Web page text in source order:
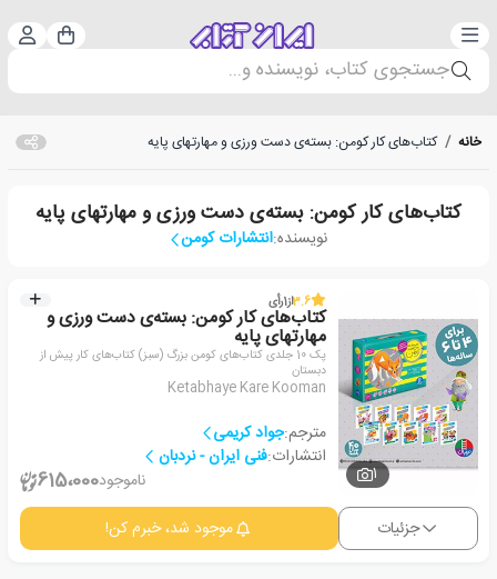
دسته‌بندی سبد
جستجوی کتاب، نویسنده و...
خانه / کتاب‌های کار کومن: بسته‌ی دست ورزی و مهارتهای پایه
کتاب‌های کار کومن: بسته‌ی دست ورزی و مهارتهای پایه
نویسنده:انتشارات کومن
1
3.6از1رأی
کتاب‌های کار کومن: بسته‌ی دست ورزی و
مهارتهای پایه
پک 10 جلدی کتاب‌های کومن بزرگ (سبز) کتاب‌های کار پیش از
دبستان
Ketabhaye Kare Kooman
مترجم:جواد کریمی
انتشارات:فنی ایران - نردبان
ناموجود615،000
جزئیات موجود شد، خبرم کن!